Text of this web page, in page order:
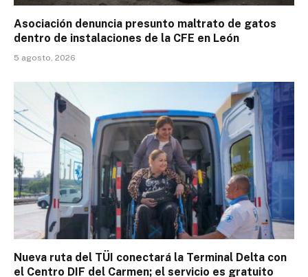
Asociación denuncia presunto maltrato de gatos
dentro de instalaciones de la CFE en León
5 agosto, 2026
Nueva ruta del TÜI conectará la Terminal Delta con
el Centro DIF del Carmen; el servicio es gratuito